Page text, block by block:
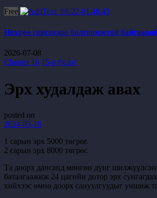
Free
Нөхрөө сонгохдоо болгоомжтой
2026-07-08
Chapter 16 15-р бүлэг
Эрх худалдаж авах
posted on
2024-05-18
1 сарын эрх 5000 төгрөг.
2 сарын эрх 8000 төгрөг.
Та доорх дансанд мөнгөн дүнг
баталгаажиж 24 цагийн дотор эрх
хийхээс өмнө доорх сануулгуудыг уншиж